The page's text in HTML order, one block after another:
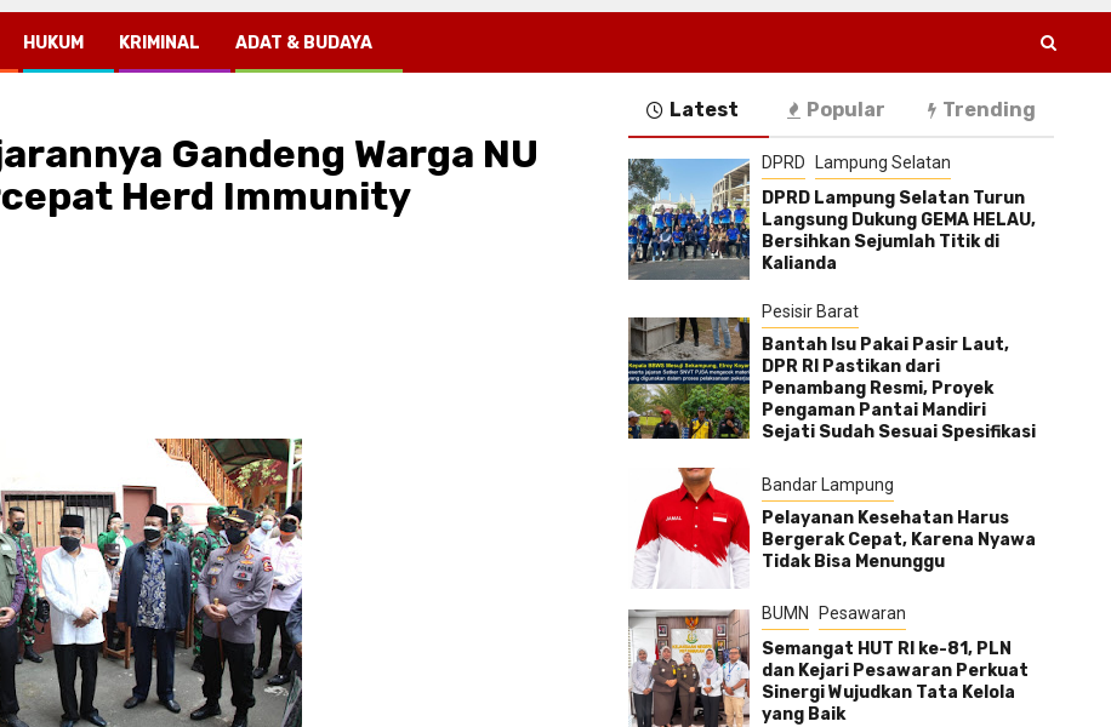
HUKUM KRIMINAL ADAT & BUDAYA
Gandeng Warga NU
Herd Immunity
Latest Popular Trending
DPRD Lampung Selatan
DPRD Lampung Selatan Turun
Langsung Dukung GEMA HELAU,
Bersihkan Sejumlah Titik di
Kalianda
Pesisir Barat
Bantah Isu Pakai Pasir Laut,
DPR RI Pastikan dari
Penambang Resmi, Proyek
Pengaman Pantai Mandiri
Sejati Sudah Sesuai Spesifikasi
Bandar Lampung
Pelayanan Kesehatan Harus
Bergerak Cepat, Karena Nyawa
Tidak Bisa Menunggu
BUMN Pesawaran
Semangat HUT RI ke-81, PLN
dan Kejari Pesawaran Perkuat
Sinergi Wujudkan Tata Kelola
yang Baik